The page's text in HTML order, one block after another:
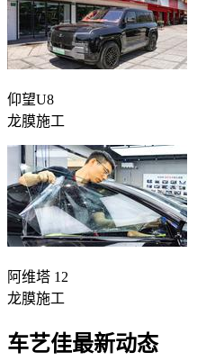
仰望U8
龙膜施工
阿维塔 12
龙膜施工
车艺佳最新动态